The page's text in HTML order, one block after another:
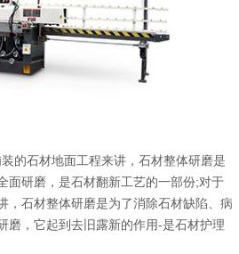
的石材地面工程来讲，石材整体研磨是
面研磨，是石材翻新工艺的一部份;对于
，石材整体研磨是为了消除石材缺陷、病
磨，它起到去旧露新的作用-是石材护理